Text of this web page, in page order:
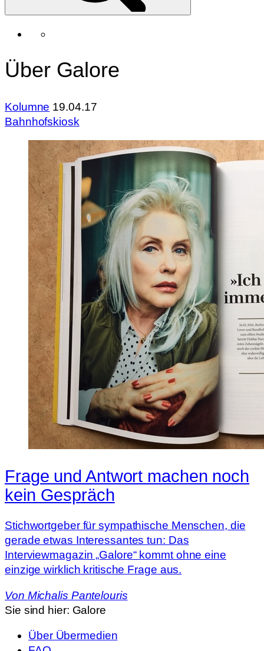
Über Galore
Kolumne 19.04.17
Bahnhofskiosk
Frage und Antwort machen noch
kein Gespräch
Stichwortgeber für sympathische Menschen, die
gerade etwas Interessantes tun: Das
Interviewmagazin „Galore“ kommt ohne eine
einzige wirklich kritische Frage aus.
Von Michalis Pantelouris
Sie sind hier: Galore
Über Übermedien